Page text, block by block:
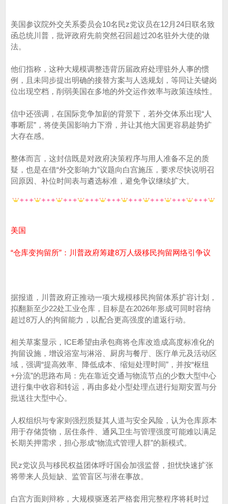
美国参议院外交关系委员会10名民z党议员在12月24日联名致
函总统川普，批评政府先前突然召回超过20名驻外大使的做
法。
他们指称，这种大规模调整违背历届政府处理驻外人事的惯
例，且未同步提出明确的接替方案与人选规划，等同让关键岗
位出现空档，削弱美国在多地的外交运作效率与政策连续性。
信中还强调，在国际竞争加剧的背景下，若外交体系出现“人
事断层”，将使美国影响力下滑，并让其他大国更容易趁势扩
大存在感。
整体而言，这封信既是对政府决策程序与用人准备不足的质
疑，也是在借“外交影响力”议题向白宫施压，要求尽快说明召
回原因、补位时间表与遴选标准，避免争议继续扩大。
美国
“仓库变拘留所”：川普政府筹建8万人级移民拘留网络引争议
据报道，川普政府正推动一项大规模移民拘留体系扩容计划，
拟翻新至少22处工业仓库，目标是在2026年形成可同时容纳
超过8万人的拘留能力，以配合更高强度的遣返行动。
相关草案显示，ICE希望由承包商将仓库改造成高度标准化的
拘留设施，增设浴室与淋浴、厨房与餐厅、医疗单元及活动区
域，强调“提高效率、降低成本、缩短处理时间”，并按“枢纽
+分流”的思路布局：先在靠近交通与物流节点的少数大型中心
进行集中收容和转运，再由多处小型处理点进行短期安置与分
批送往大型中心。
人权组织与专家则强烈质疑其人道与安全风险，认为仓库原本
用于存储货物，居住条件、通风卫生与管理强度可能难以满足
长期关押需求，担心形成“物流式管理人群”的新模式。
民z党议员与移民权益团体呼吁国会加强监督，担忧快速扩张
将带来人员短缺、监管盲区与潜在事故。
白宫方面则辩称，大规模驱逐若严格套用完整程序将耗时过